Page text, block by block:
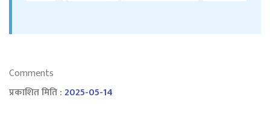
Comments
प्रकाशित मिति :2025-05-14